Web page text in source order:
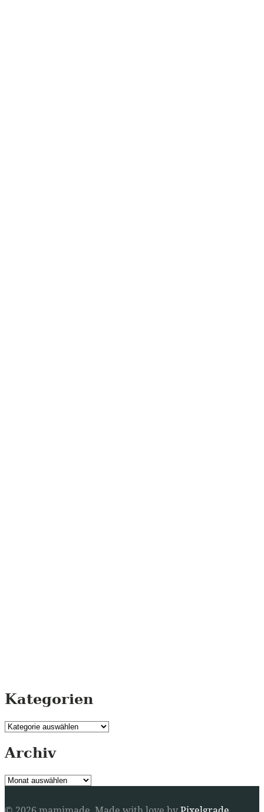
Kategorien
Kategorien
Archiv
Archiv